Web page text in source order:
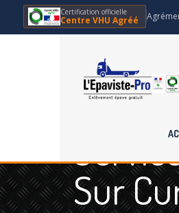
Certification officielle
Centre VHU Agréé
Sur